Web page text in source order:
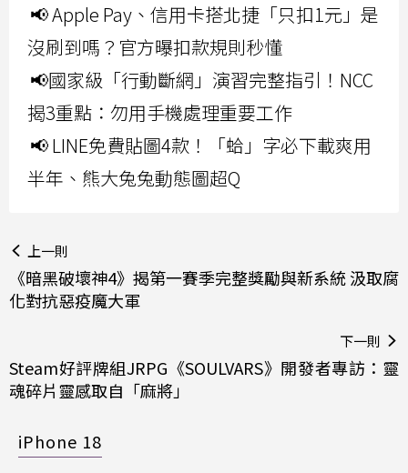
📢 Apple Pay、信用卡搭北捷「只扣1元」是
沒刷到嗎？官方曝扣款規則秒懂
📢國家級「行動斷網」演習完整指引！NCC
揭3重點：勿用手機處理重要工作
📢 LINE免費貼圖4款！「蛤」字必下載爽用
半年、熊大兔兔動態圖超Q
上一則
《暗黑破壞神4》揭第一賽季完整獎勵與新系統 汲取腐
化對抗惡疫魔大軍
下一則
Steam好評牌組JRPG《SOULVARS》開發者專訪：靈
魂碎片靈感取自「麻將」
iPhone 18